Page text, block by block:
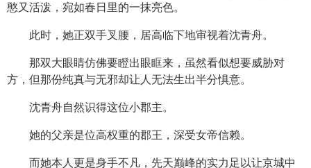
憨又活泼，宛如春日里的一抹亮色。
此时，她正双手叉腰，居高临下地审视着沈青舟。
那双大眼睛仿佛要瞪出眼眶来，虽然看似想要威胁对
方，但那份纯真与无邪却让人无法生出半分惧意。
沈青舟自然识得这位小郡主。
她的父亲是位高权重的郡王，深受女帝信赖。
而她本人更是身手不凡，先天巅峰的实力足以让京城中